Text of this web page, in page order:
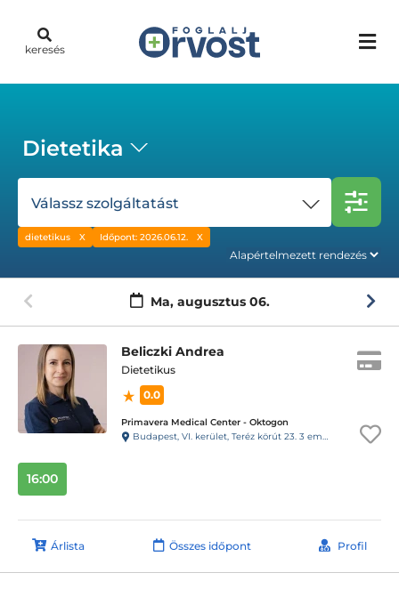
keresés
Dietetika
Válassz szolgáltatást
dietetikus Időpont: 2026.06.12.
Ma, augusztus 06.
Beliczki Andrea
Dietetikus
0.0
Primavera Medical Center - Oktogon
Budapest, VI. kerület, Teréz körút 23. 3 em. 11. ajtó
16:00
Árlista Összes időpont Profil